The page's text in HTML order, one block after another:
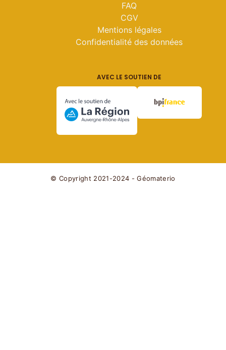
FAQ
CGV
Mentions légales
Confidentialité des données
AVEC LE SOUTIEN DE
© Copyright 2021-2024 - Géomaterio